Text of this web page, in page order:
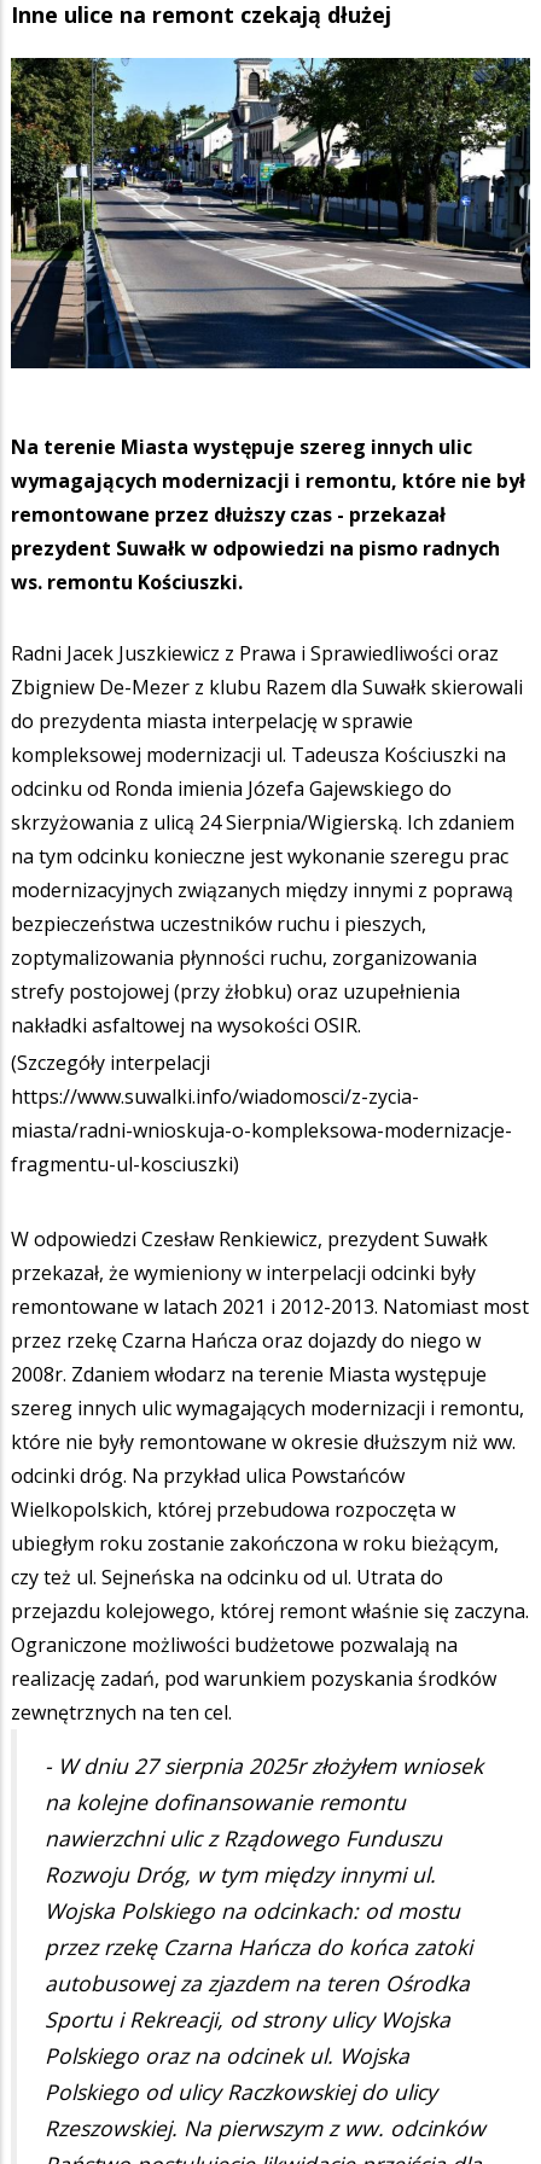
Inne ulice na remont czekają dłużej
Na terenie Miasta występuje szereg innych ulic
wymagających modernizacji i remontu, które nie był
remontowane przez dłuższy czas - przekazał
prezydent Suwałk w odpowiedzi na pismo radnych
ws. remontu Kościuszki.
Radni Jacek Juszkiewicz z Prawa i Sprawiedliwości oraz
Zbigniew De-Mezer z klubu Razem dla Suwałk skierowali
do prezydenta miasta interpelację w sprawie
kompleksowej modernizacji ul. Tadeusza Kościuszki na
odcinku od Ronda imienia Józefa Gajewskiego do
skrzyżowania z ulicą 24 Sierpnia/Wigierską. Ich zdaniem
na tym odcinku konieczne jest wykonanie szeregu prac
modernizacyjnych związanych między innymi z poprawą
bezpieczeństwa uczestników ruchu i pieszych,
zoptymalizowania płynności ruchu, zorganizowania
strefy postojowej (przy żłobku) oraz uzupełnienia
nakładki asfaltowej na wysokości OSIR.
(Szczegóły interpelacji
https://www.suwalki.info/wiadomosci/z-zycia-
miasta/radni-wnioskuja-o-kompleksowa-modernizacje-
fragmentu-ul-kosciuszki)
W odpowiedzi Czesław Renkiewicz, prezydent Suwałk
przekazał, że wymieniony w interpelacji odcinki były
remontowane w latach 2021 i 2012-2013. Natomiast most
przez rzekę Czarna Hańcza oraz dojazdy do niego w
2008r. Zdaniem włodarz na terenie Miasta występuje
szereg innych ulic wymagających modernizacji i remontu,
które nie były remontowane w okresie dłuższym niż ww.
odcinki dróg. Na przykład ulica Powstańców
Wielkopolskich, której przebudowa rozpoczęta w
ubiegłym roku zostanie zakończona w roku bieżącym,
czy też ul. Sejneńska na odcinku od ul. Utrata do
przejazdu kolejowego, której remont właśnie się zaczyna.
Ograniczone możliwości budżetowe pozwalają na
realizację zadań, pod warunkiem pozyskania środków
zewnętrznych na ten cel.
- W dniu 27 sierpnia 2025r złożyłem wniosek
na kolejne dofinansowanie remontu
nawierzchni ulic z Rządowego Funduszu
Rozwoju Dróg, w tym między innymi ul.
Wojska Polskiego na odcinkach: od mostu
przez rzekę Czarna Hańcza do końca zatoki
autobusowej za zjazdem na teren Ośrodka
Sportu i Rekreacji, od strony ulicy Wojska
Polskiego oraz na odcinek ul. Wojska
Polskiego od ulicy Raczkowskiej do ulicy
Rzeszowskiej. Na pierwszym z ww. odcinków